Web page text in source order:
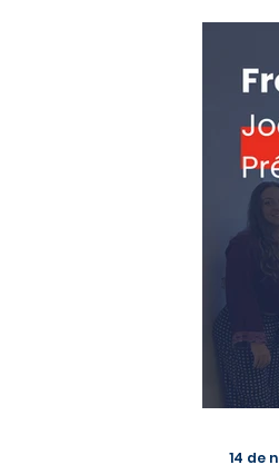
14 de